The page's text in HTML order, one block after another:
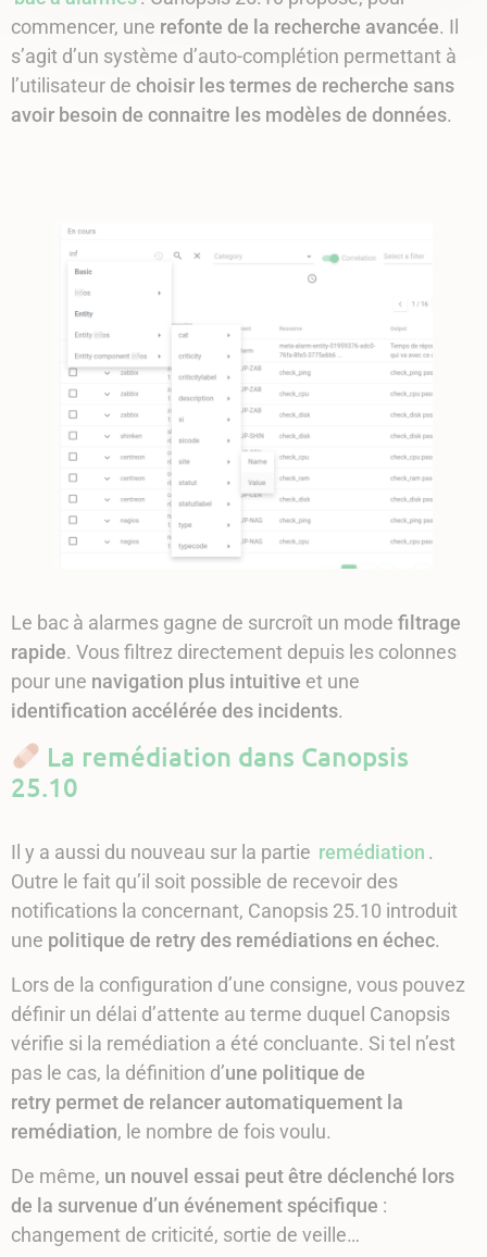
commencer, une refonte de la recherche avancée. Il
s’agit d’un système d’auto-complétion permettant à
l’utilisateur de choisir les termes de recherche sans
avoir besoin de connaitre les modèles de données.
Le bac à alarmes gagne de surcroît un mode filtrage
rapide. Vous filtrez directement depuis les colonnes
pour une navigation plus intuitive et une
identification accélérée des incidents.
La remédiation dans Canopsis
25.10
Il y a aussi du nouveau sur la partie remédiation .
Outre le fait qu’il soit possible de recevoir des
notifications la concernant, Canopsis 25.10 introduit
une politique de retry des remédiations en échec.
Lors de la configuration d’une consigne, vous pouvez
définir un délai d’attente au terme duquel Canopsis
vérifie si la remédiation a été concluante. Si tel n’est
pas le cas, la définition d’une politique de
retry permet de relancer automatiquement la
remédiation, le nombre de fois voulu.
De même, un nouvel essai peut être déclenché lors
de la survenue d’un événement spécifique :
changement de criticité, sortie de veille…